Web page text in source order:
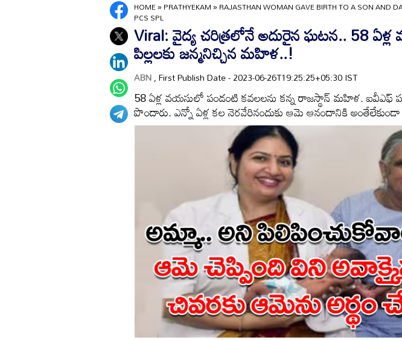
HOME»PRATHYEKAM»RAJASTHAN WOMAN GAVE BIRTH TO A SON AND
PCS SPL
Viral: వైద్య చరిత్రలోనే అదురైన ఘటన.. 58
పిల్లలకు జన్మనిచ్చిన మహిళ..!
ABN, First Publish Date - 2023-06-26T19:25:25+05:30 IST
58 ఏళ్ల వయసులో పండంటి కవలలను కన్న రాజస్థాన్ మహిళ.
పొందారు. ఎన్నో ఏళ్ల కల నెరవేరినందుకు ఆమె ఆనందానికి